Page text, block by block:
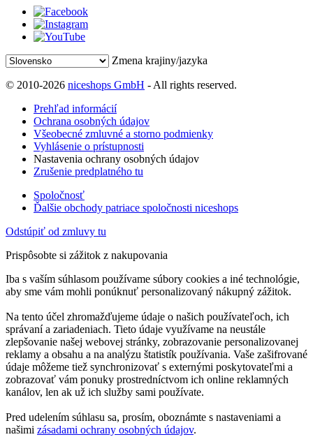
Zmena krajiny/jazyka
© 2010-2026 niceshops GmbH - All rights reserved.
Prehľad informácií
Ochrana osobných údajov
Všeobecné zmluvné a storno podmienky
Vyhlásenie o prístupnosti
Nastavenia ochrany osobných údajov
Zrušenie predplatného tu
Spoločnosť
Ďalšie obchody patriace spoločnosti niceshops
Odstúpiť od zmluvy tu
Prispôsobte si zážitok z nakupovania
Iba s vaším súhlasom používame súbory cookies a iné technológie,
aby sme vám mohli ponúknuť personalizovaný nákupný zážitok.
Na tento účel zhromažďujeme údaje o našich používateľoch, ich
správaní a zariadeniach. Tieto údaje využívame na neustále
zlepšovanie našej webovej stránky, zobrazovanie personalizovanej
reklamy a obsahu a na analýzu štatistík používania. Vaše zašifrované
údaje môžeme tiež synchronizovať s externými poskytovateľmi a
zobrazovať vám ponuky prostredníctvom ich online reklamných
kanálov, len ak už ich služby sami používate.
Pred udelením súhlasu sa, prosím, oboznámte s nastaveniami a
našimi zásadami ochrany osobných údajov.